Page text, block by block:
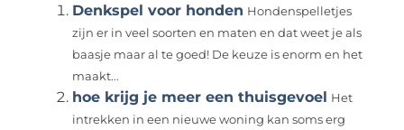
Denkspel voor honden Hondenspelletjes
zijn er in veel soorten en maten en dat weet je als
baasje maar al te goed! De keuze is enorm en het
maakt...
hoe krijg je meer een thuisgevoel Het
intrekken in een nieuwe woning kan soms erg